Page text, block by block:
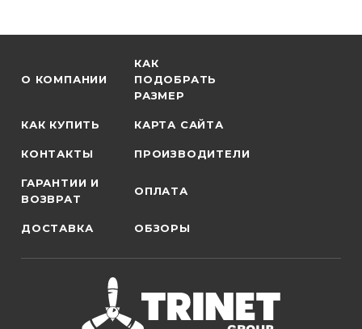
О КОМПАНИИ
КАК
ПОДОБРАТЬ
РАЗМЕР
КАК КУПИТЬ КАРТА САЙТА
КОНТАКТЫ ПРОИЗВОДИТЕЛИ
ГАРАНТИИ И
ВОЗВРАТ
ОПЛАТА
ДОСТАВКА ОБЗОРЫ